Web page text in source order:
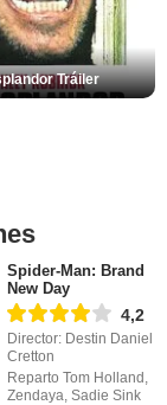
Tráiler
Spider-Man: Brand
New Day
4,2
Director: Destin Daniel
Cretton
Reparto Tom Holland,
Zendaya, Sadie Sink